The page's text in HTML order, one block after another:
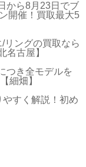
から8月23日でブ
開催！買取最大5
リングの買取なら
名古屋】
つき全モデルを
細畑】
すく解説！初め